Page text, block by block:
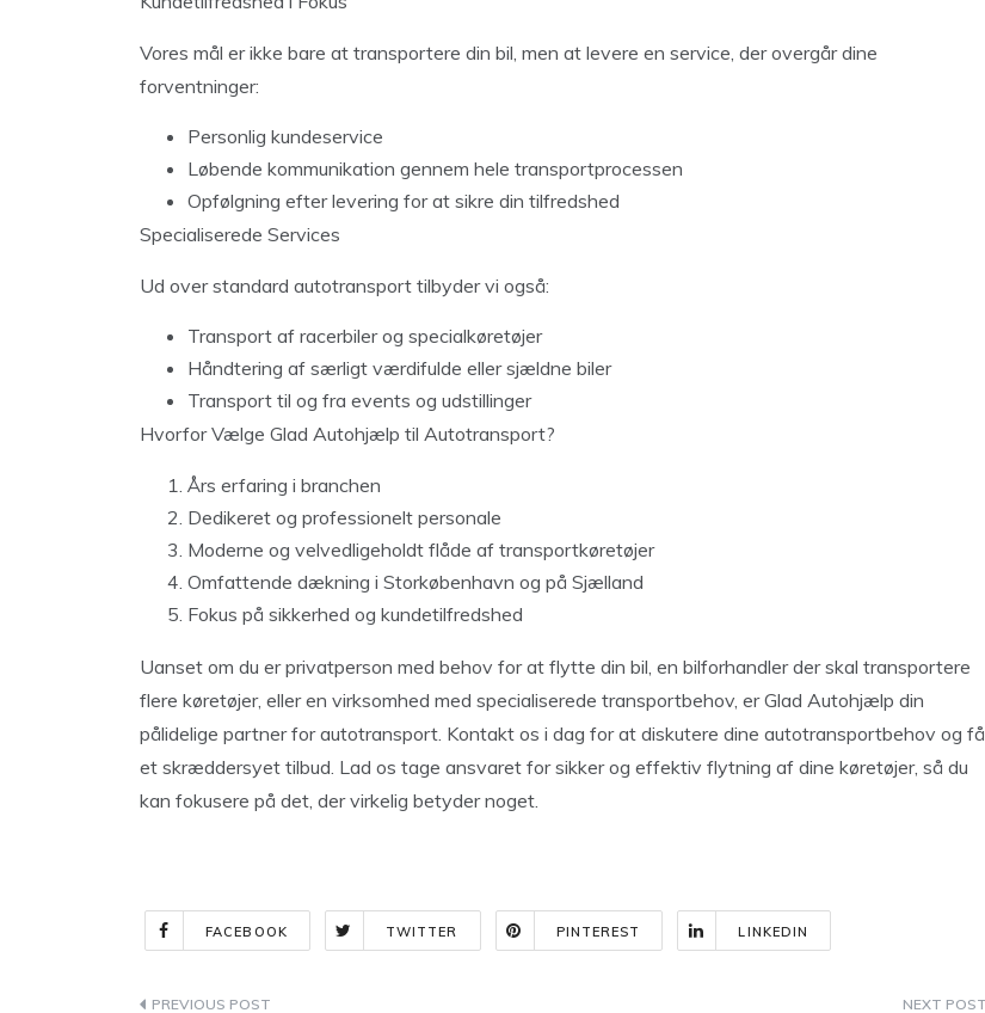
Vores mål er ikke bare at transportere din bil, men at levere en service, der overgår dine
forventninger:
Personlig kundeservice
Løbende kommunikation gennem hele transportprocessen
Opfølgning efter levering for at sikre din tilfredshed
Specialiserede Services
Ud over standard autotransport tilbyder vi også:
Transport af racerbiler og specialkøretøjer
Håndtering af særligt værdifulde eller sjældne biler
Transport til og fra events og udstillinger
Hvorfor Vælge Glad Autohjælp til Autotransport?
Års erfaring i branchen
Dedikeret og professionelt personale
Moderne og velvedligeholdt flåde af transportkøretøjer
Omfattende dækning i Storkøbenhavn og på Sjælland
Fokus på sikkerhed og kundetilfredshed
Uanset om du er privatperson med behov for at flytte din bil, en bilforhandler der skal transportere
flere køretøjer, eller en virksomhed med specialiserede transportbehov, er Glad Autohjælp din
pålidelige partner for autotransport. Kontakt os i dag for at diskutere dine autotransportbehov og få
et skræddersyet tilbud. Lad os tage ansvaret for sikker og effektiv flytning af dine køretøjer, så du
kan fokusere på det, der virkelig betyder noget.
FACEBOOK TWITTER PINTEREST LINKEDIN